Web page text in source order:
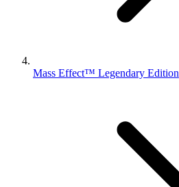
Mass Effect™ Legendary Edition